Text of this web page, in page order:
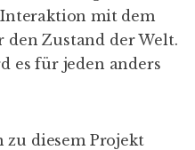
mit dem
den Zustand der Welt.
es für jeden anders
zu diesem Projekt